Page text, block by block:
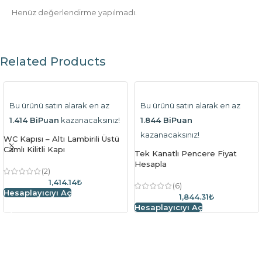
Henüz değerlendirme yapılmadı.
Related Products
Bu ürünü satın alarak en az
1.414 BiPuan kazanacaksınız!
WC Kapısı – Altı Lambirili Üstü
Camlı Kilitli Kapı
(2)
1,414.14₺
Hesaplayıcıyı Aç
Bu ürünü satın alarak en az
1.844 BiPuan
kazanacaksınız!
Tek Kanatlı Pencere Fiyat
Hesapla
(6)
1,844.31₺
Hesaplayıcıyı Aç